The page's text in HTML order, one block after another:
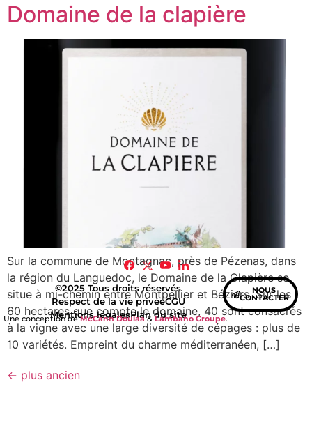
Domaine de la clapière
Sur la commune de Montagnac, près de Pézenas, dans
la région du Languedoc, le Domaine de la Clapière se
situe à mi-chemin entre Montpellier et Béziers. Sur les
60 hectares que compte le domaine, 40 sont consacrés
à la vigne avec une large diversité de cépages : plus de
10 variétés. Empreint du charme méditerranéen, […]
← plus ancien
©2025 Tous droits réservés
Respect de la vie privéeCGU
Mentions légalesPlan du site
NOUS
CONTACTER
Une conception deMcCann Doulaa&Lambano Groupe.